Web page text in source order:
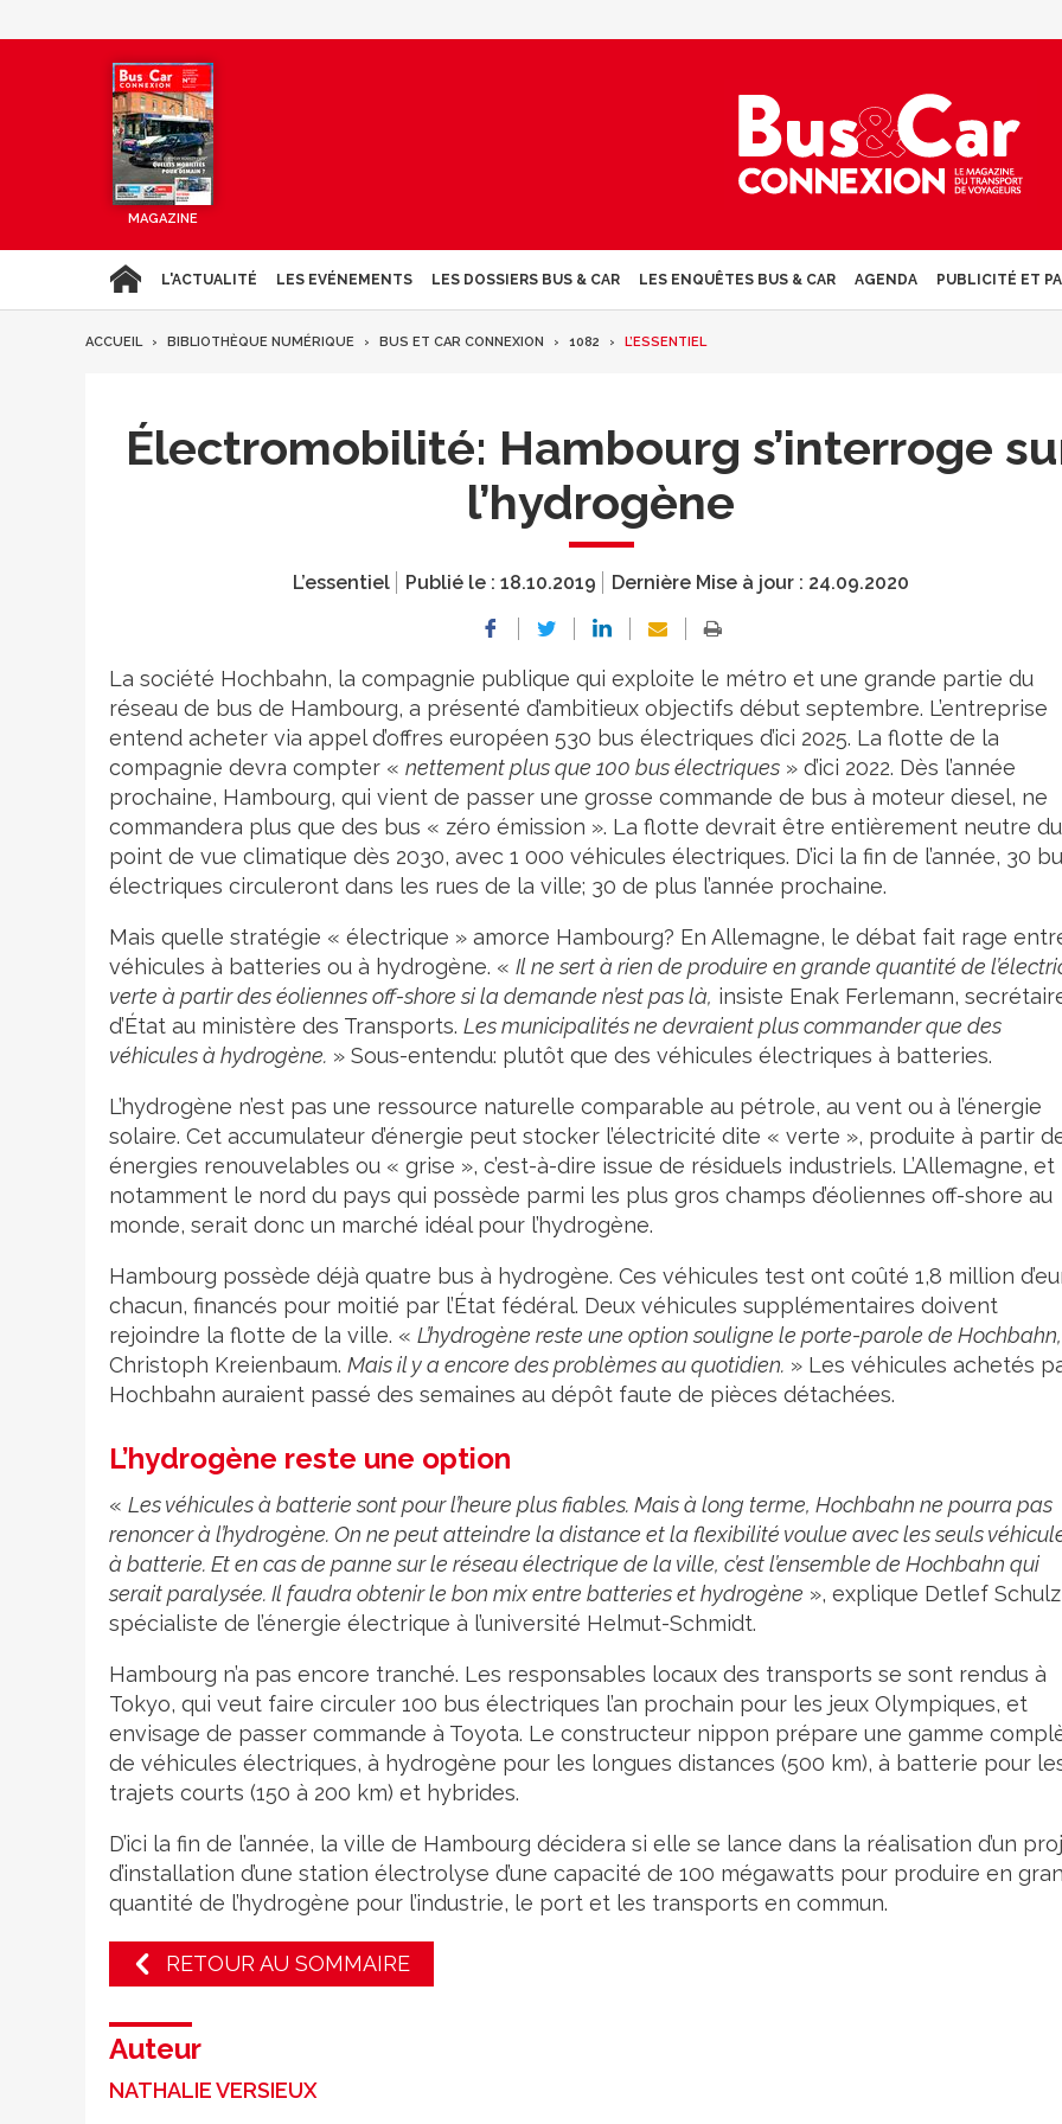
MAGAZINE
L'ACTUALITÉ LES EVÉNEMENTS LES DOSSIERS BUS & CAR LES ENQUÊTES BUS & CAR AGENDA PUBLICITÉ ET
ACCUEIL BIBLIOTHÈQUE NUMÉRIQUE BUS ET CAR CONNEXION 1082 L’ESSENTIEL
Électromobilité: Hambourg s’interroge
l’hydrogène
L’essentiel Publié le : 18.10.2019 Dernière Mise à jour : 24.09.2020
La société Hochbahn, la compagnie publique qui exploite le métro et une grande partie du
réseau de bus de Hambourg, a présenté d’ambitieux objectifs début septembre. L’entreprise
entend acheter via appel d’offres européen 530 bus électriques d’ici 2025. La flotte de la
compagnie devra compter « nettement plus que 100 bus électriques » d’ici 2022. Dès l’année
prochaine, Hambourg, qui vient de passer une grosse commande de bus à moteur diesel, ne
commandera plus que des bus « zéro émission ». La flotte devrait être entièrement neutre du
point de vue climatique dès 2030, avec 1 000 véhicules électriques. D’ici la fin de l’année, 30
électriques circuleront dans les rues de la ville; 30 de plus l’année prochaine.
Mais quelle stratégie « électrique » amorce Hambourg? En Allemagne, le débat fait rage
véhicules à batteries ou à hydrogène. « Il ne sert à rien de produire en grande quantité de
verte à partir des éoliennes off-shore si la demande n’est pas là, insiste Enak Ferlemann,
d’État au ministère des Transports. Les municipalités ne devraient plus commander que des
véhicules à hydrogène. » Sous-entendu: plutôt que des véhicules électriques à batteries.
L’hydrogène n’est pas une ressource naturelle comparable au pétrole, au vent ou à l’énergie
solaire. Cet accumulateur d’énergie peut stocker l’électricité dite « verte », produite à partir
énergies renouvelables ou « grise », c’est-à-dire issue de résiduels industriels. L’Allemagne, et
notamment le nord du pays qui possède parmi les plus gros champs d’éoliennes off-shore au
monde, serait donc un marché idéal pour l’hydrogène.
Hambourg possède déjà quatre bus à hydrogène. Ces véhicules test ont coûté 1,8 million
chacun, financés pour moitié par l’État fédéral. Deux véhicules supplémentaires doivent
rejoindre la flotte de la ville. « L’hydrogène reste une option souligne le porte-parole de Hochbahn,
Christoph Kreienbaum. Mais il y a encore des problèmes au quotidien. » Les véhicules achetés
Hochbahn auraient passé des semaines au dépôt faute de pièces détachées.
L’hydrogène reste une option
« Les véhicules à batterie sont pour l’heure plus fiables. Mais à long terme, Hochbahn ne pourra pas
renoncer à l’hydrogène. On ne peut atteindre la distance et la flexibilité voulue avec les seuls
à batterie. Et en cas de panne sur le réseau électrique de la ville, c’est l’ensemble de Hochbahn qui
serait paralysée. Il faudra obtenir le bon mix entre batteries et hydrogène », explique Detlef
spécialiste de l’énergie électrique à l’université Helmut-Schmidt.
Hambourg n’a pas encore tranché. Les responsables locaux des transports se sont rendus à
Tokyo, qui veut faire circuler 100 bus électriques l’an prochain pour les jeux Olympiques, et
envisage de passer commande à Toyota. Le constructeur nippon prépare une gamme
de véhicules électriques, à hydrogène pour les longues distances (500 km), à batterie pour
trajets courts (150 à 200 km) et hybrides.
D’ici la fin de l’année, la ville de Hambourg décidera si elle se lance dans la réalisation d’un
d’installation d’une station électrolyse d’une capacité de 100 mégawatts pour produire en
quantité de l’hydrogène pour l’industrie, le port et les transports en commun.
RETOUR AU SOMMAIRE
Auteur
NATHALIE VERSIEUX